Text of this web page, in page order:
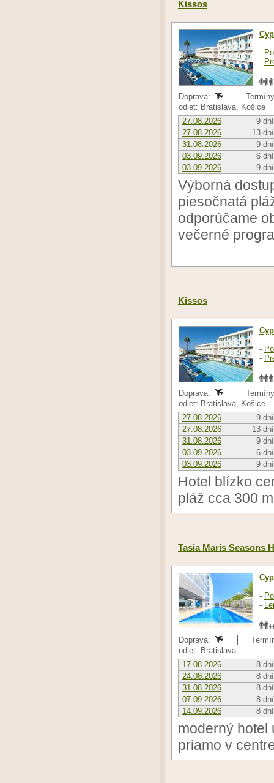
Kissos
-
-
Doprava:
odlet: Bratislava, Košice
27.08.2026
9 dní
27.08.2026
13 dní
31.08.2026
9 dní
03.09.2026
6 dní
03.09.2026
9 dní
Výborná
piesočnatá
odporúčame
večerné
Kissos
-
-
Doprava:
odlet: Bratislava, Košice
27.08.2026
9 dní
27.08.2026
13 dní
31.08.2026
9 dní
03.09.2026
6 dní
03.09.2026
9 dní
Hotel blízko
pláž cca 300
Tasia Maris Seasons
-
-
Doprava:
odlet: Bratislava
17.08.2026
8 dní
24.08.2026
8 dní
31.08.2026
8 dní
07.09.2026
8 dní
14.09.2026
8 dní
moderný hotel
priamo v